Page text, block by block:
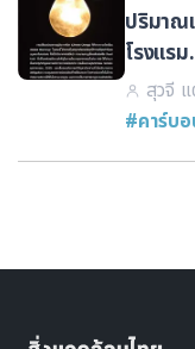
ปริมาณ
โรงแร
จากกา
สุวจี
#คาร์บ